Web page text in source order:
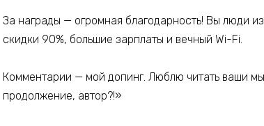
За награды — огромная благодарность! Вы люди
скидки 90%, большие зарплаты и вечный Wi-Fi.
Комментарии — мой допинг. Люблю читать ваши
продолжение, автор?!»